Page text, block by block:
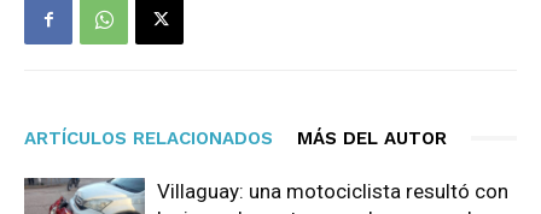
ARTÍCULOS RELACIONADOS MÁS DEL AUTOR
Villaguay: una motociclista resultó con